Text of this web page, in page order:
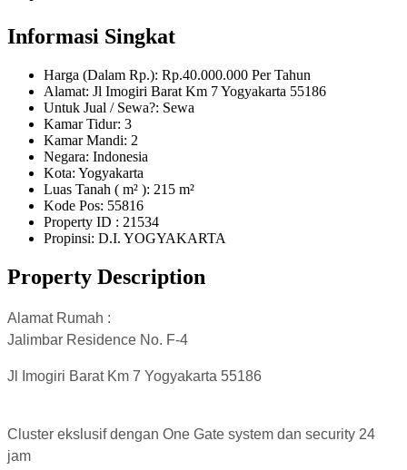
Informasi Singkat
Harga (Dalam Rp.): Rp.40.000.000 Per Tahun
Alamat: Jl Imogiri Barat Km 7 Yogyakarta 55186
Untuk Jual / Sewa?: Sewa
Kamar Tidur: 3
Kamar Mandi: 2
Negara: Indonesia
Kota: Yogyakarta
Luas Tanah ( m² ): 215 m²
Kode Pos: 55816
Property ID : 21534
Propinsi: D.I. YOGYAKARTA
Property Description
Alamat Rumah :
Jalimbar Residence No. F-4
Jl Imogiri Barat Km 7 Yogyakarta 55186
Cluster ekslusif dengan One Gate system dan security 24
jam